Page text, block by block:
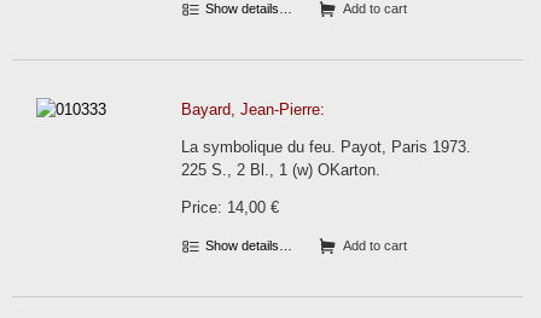
Show details… Add to cart
Bayard, Jean-Pierre:
La symbolique du feu. Payot, Paris 1973.
225 S., 2 Bl., 1 (w) OKarton.
Price: 14,00 €
Show details… Add to cart